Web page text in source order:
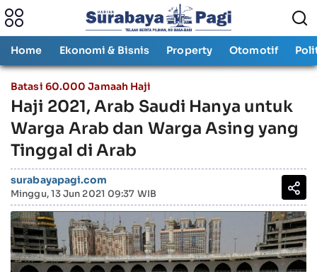
Home Ekonomi & Bisnis Property Otomotif
Batasi 60.000 Jamaah Haji
Haji 2021, Arab Saudi Hanya untuk
Warga Arab dan Warga Asing yang
Tinggal di Arab
surabayapagi.com
Minggu, 13 Jun 2021 09:37 WIB